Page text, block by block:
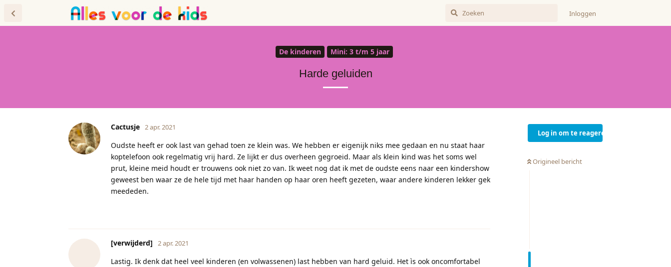
Blog Inloggen
De kinderen Mini: 3 t/m 5 jaar
Harde geluiden
Log in om te reageren
Origineel bericht
Cactusje 2 apr. 2021
Oudste heeft er ook last van gehad toen ze klein was. We hebben er eigenijk niks mee gedaan en nu staat haar
koptelefoon ook regelmatig vrij hard. Ze lijkt er dus overheen gegroeid. Maar als klein kind was het soms wel
prut, kleine meid houdt er trouwens ook niet zo van. Ik weet nog dat ik met de oudste eens naar een kindershow
geweest ben waar ze de hele tijd met haar handen op haar oren heeft gezeten, waar andere kinderen lekker gek
meededen.
[verwijderd] 2 apr. 2021
Lastig. Ik denk dat heel veel kinderen (en volwassenen) last hebben van hard geluid. Het ìs ook oncomfortabel